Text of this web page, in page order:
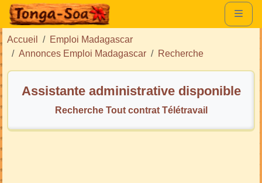
Accueil
Emploi Madagascar
Annonces Emploi Madagascar
Recherche
Assistante administrative disponible
Recherche Tout contrat Télétravail